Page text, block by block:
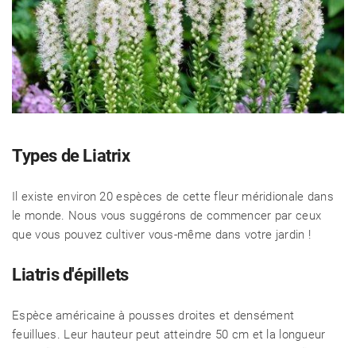
Types de Liatrix
Il existe environ 20 espèces de cette fleur méridionale dans
le monde. Nous vous suggérons de commencer par ceux
que vous pouvez cultiver vous-même dans votre jardin !
Liatris d'épillets
Espèce américaine à pousses droites et densément
feuillues. Leur hauteur peut atteindre 50 cm et la longueur